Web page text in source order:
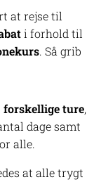
at rejse til
i forhold til
. Så grib
forskellige ture,
dage samt
alle.
at alle trygt